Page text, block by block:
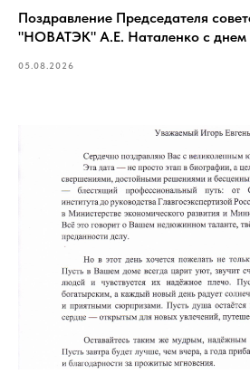
Поздравление Председателя
"НОВАТЭК" А.Е. Наталенко с днем
05.08.2026